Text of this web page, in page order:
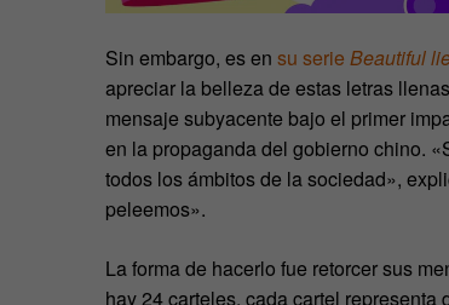
Sin embargo, es en su serie Beautiful
apreciar la belleza de estas letras
mensaje subyacente bajo el primer
en la propaganda del gobierno chino.
todos los ámbitos de la sociedad»,
peleemos».
La forma de hacerlo fue retorcer sus
hay 24 carteles, cada cartel